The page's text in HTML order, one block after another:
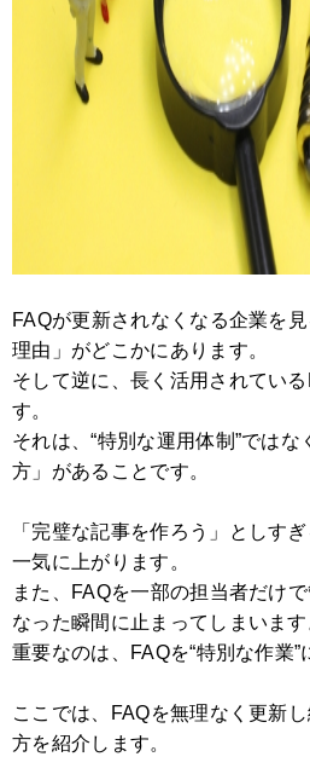
FAQが更新されなくなる企業を
理由」がどこかにあります。
そして逆に、長く活用されてい
す。
それは、“特別な運用体制”ではな
方」があることです。
「完璧な記事を作ろう」としす
一気に上がります。
また、FAQを一部の担当者だけ
なった瞬間に止まってしまいます
重要なのは、FAQを“特別な作業”
ここでは、FAQを無理なく更新
方を紹介します。